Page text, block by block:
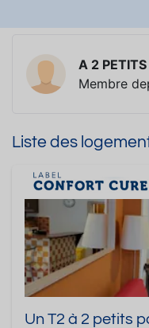
A 2
Membre
Liste des
Un T2 à 2 petits